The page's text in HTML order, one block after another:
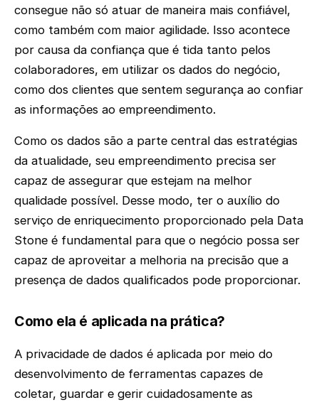
consegue não só atuar de maneira mais confiável,
como também com maior agilidade. Isso acontece
por causa da confiança que é tida tanto pelos
colaboradores, em utilizar os dados do negócio,
como dos clientes que sentem segurança ao confiar
as informações ao empreendimento.
Como os dados são a parte central das estratégias
da atualidade, seu empreendimento precisa ser
capaz de assegurar que estejam na melhor
qualidade possível. Desse modo, ter o auxílio do
serviço de enriquecimento proporcionado pela Data
Stone é fundamental para que o negócio possa ser
capaz de aproveitar a melhoria na precisão que a
presença de dados qualificados pode proporcionar.
Como ela é aplicada na prática?
A privacidade de dados é aplicada por meio do
desenvolvimento de ferramentas capazes de
coletar, guardar e gerir cuidadosamente as